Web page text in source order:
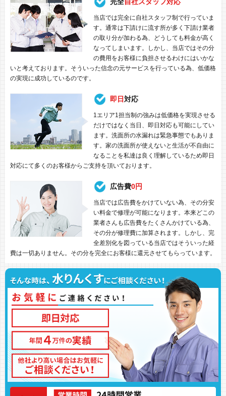
当店では完全に自社スタッフ制で行っていま
す。通常は下請けに流す所が多く下請け業者
の取り分が加わる為、どうしても料金が高く
なってしまいます。しかし、当店ではその分
の費用をお客様に負担させるわけにはいかな
いと考えております。そういった信念の元サービスを行っている為、低価格
の実現に成功しているのです。
即日対応
1エリア1担当制の強みは低価格を実現させる
だけではなく当日、即日対応も可能にしてい
ます。洗面所の水漏れは緊急事態でもありま
す。家の洗面所が使えないと生活が不自由に
なることを私達は良く理解しているため即日
対応にて多くのお客様からご支持を頂いております。
広告費0円
当店では広告費をかけていない為、その分安
い料金で修理が可能になります。本来どこの
業者さんも広告費をたくさんかけている為、
その分が修理費に加算されます。しかし、完
全差別化を図っている当店ではそういった経
費は一切ありません。その分を完全にお客様に還元させてもらっています。